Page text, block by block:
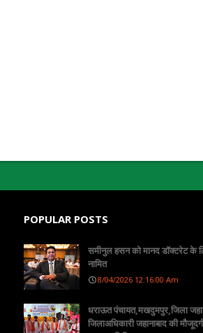
POPULAR POSTS
समीनुल हसन को मानद डॉक्टरेट के
नामित
8/04/2026 12:16:00 Am
धराऊत पंचायत,मखदुमपुर,जिला
जिलाअधिकारी जहानाबाद की